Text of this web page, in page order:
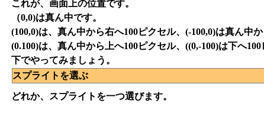
これが、画面上の位置です。
（0,0)は真ん中です。
(100,0)は、真ん中から右へ100ピクセル、(-100,0)は真ん中
(0.100)は、真ん中から上へ100ピクセル、((0,-100)は下へ
下でやってみましょう。
スプライトを選ぶ
どれか、スプライトを一つ選びます。